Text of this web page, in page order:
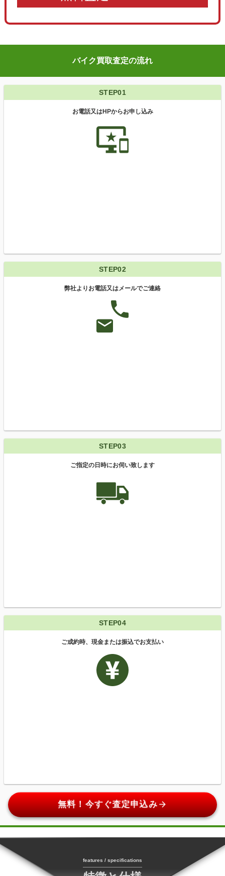
バイク買取査定の流れ
STEP01
お電話又はHPからお申し込み
important_devices
STEP02
弊社よりお電話又はメールでご連絡
STEP03
ご指定の日時にお伺い致します
STEP04
ご成約時、現金または振込でお支払い
無料！今すぐ査定申込みarrow_forward
features / specifications